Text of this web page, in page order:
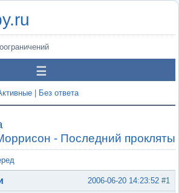
Без ответа
- Последний
#1
2006-06-20 14:23:52